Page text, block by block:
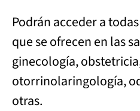
Podrán acceder a
que se ofrecen en las
ginecología,
otorrinolaringología,
otras.